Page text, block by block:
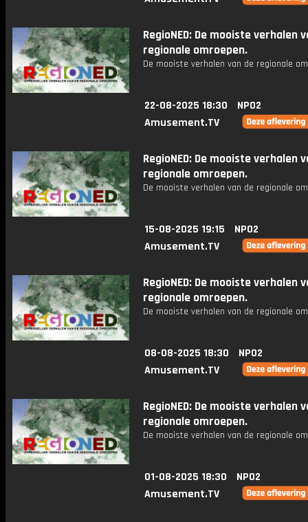
RegioNED: De mooiste verhalen
regionale omroepen.
De mooiste verhalen van de regionale
22-08-2025 18:30
NPO2
Amusement.TV
RegioNED: De mooiste verhalen
regionale omroepen.
De mooiste verhalen van de regionale
15-08-2025 19:15
NPO2
Amusement.TV
RegioNED: De mooiste verhalen
regionale omroepen.
De mooiste verhalen van de regionale
08-08-2025 18:30
NPO2
Amusement.TV
RegioNED: De mooiste verhalen
regionale omroepen.
De mooiste verhalen van de regionale
01-08-2025 18:30
NPO2
Amusement.TV